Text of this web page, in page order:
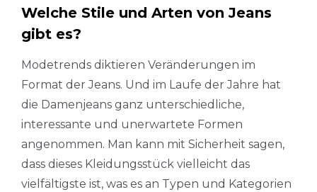
Welche Stile und Arten von Jeans
gibt es?
Modetrends diktieren Veränderungen im
Format der Jeans. Und im Laufe der Jahre hat
die Damenjeans ganz unterschiedliche,
interessante und unerwartete Formen
angenommen. Man kann mit Sicherheit sagen,
dass dieses Kleidungsstück vielleicht das
vielfältigste ist, was es an Typen und Kategorien